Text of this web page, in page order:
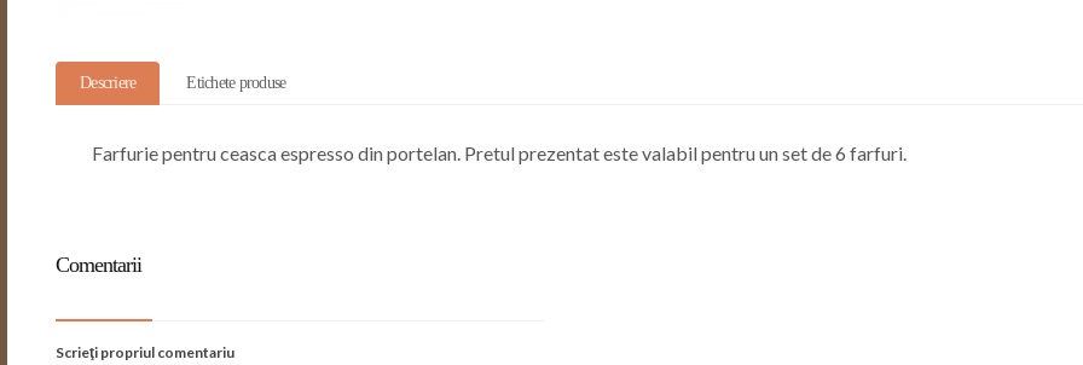
Descriere Etichete produse
Farfurie pentru ceasca espresso din portelan. Pretul prezentat este valabil pentru un set de 6 farfuri.
Comentarii
Scrieţi propriul comentariu